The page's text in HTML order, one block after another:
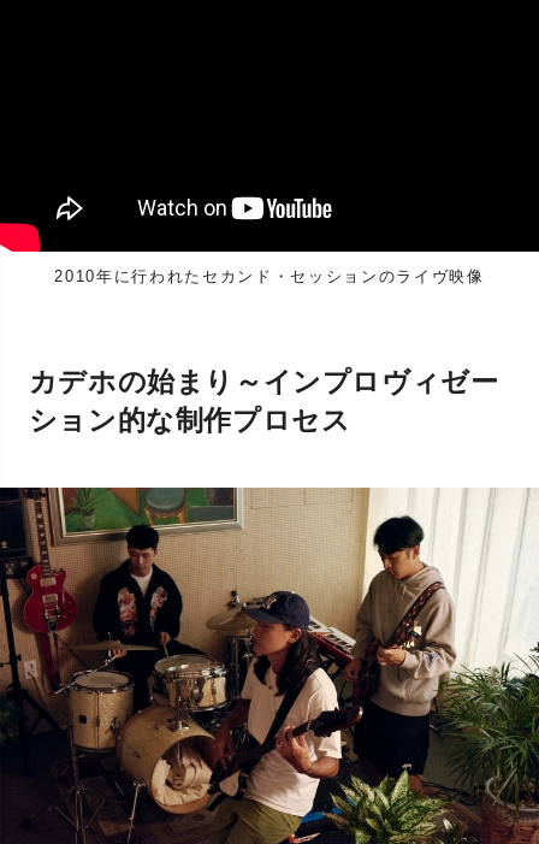
2010年に行われたセカンド・セッションのライヴ映像
カデホの始まり～インプロヴィゼー
ション的な制作プロセス